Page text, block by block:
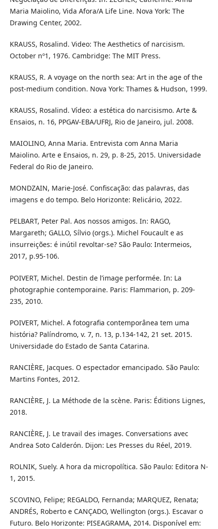
Maria Maiolino, Vida Afora/A Life Line. Nova York: The
Drawing Center, 2002.
KRAUSS, Rosalind. Video: The Aesthetics of narcisism.
October nº1, 1976. Cambridge: The MIT Press.
KRAUSS, R. A voyage on the north sea: Art in the age of the
post-medium condition. Nova York: Thames & Hudson, 1999.
KRAUSS, Rosalind. Vídeo: a estética do narcisismo. Arte &
Ensaios, n. 16, PPGAV-EBA/UFRJ, Rio de Janeiro, jul. 2008.
MAIOLINO, Anna Maria. Entrevista com Anna Maria
Maiolino. Arte e Ensaios, n. 29, p. 8-25, 2015. Universidade
Federal do Rio de Janeiro.
MONDZAIN, Marie-José. Confiscação: das palavras, das
imagens e do tempo. Belo Horizonte: Relicário, 2022.
PELBART, Peter Pal. Aos nossos amigos. In: RAGO,
Margareth; GALLO, Sílvio (orgs.). Michel Foucault e as
insurreições: é inútil revoltar-se? São Paulo: Intermeios,
2017, p.95-106.
POIVERT, Michel. Destin de l’image performée. In: La
photographie contemporaine. Paris: Flammarion, p. 209-
235, 2010.
POIVERT, Michel. A fotografia contemporânea tem uma
história? Palíndromo, v. 7, n. 13, p.134-142, 21 set. 2015.
Universidade do Estado de Santa Catarina.
RANCIÈRE, Jacques. O espectador emancipado. São Paulo:
Martins Fontes, 2012.
RANCIÈRE, J. La Méthode de la scène. Paris: Éditions Lignes,
2018.
RANCIÈRE, J. Le travail des images. Conversations avec
Andrea Soto Calderón. Dijon: Les Presses du Réel, 2019.
ROLNIK, Suely. A hora da micropolítica. São Paulo: Editora N-
1, 2015.
SCOVINO, Felipe; REGALDO, Fernanda; MARQUEZ, Renata;
ANDRÉS, Roberto e CANÇADO, Wellington (orgs.). Escavar o
Futuro. Belo Horizonte: PISEAGRAMA, 2014. Disponível em: